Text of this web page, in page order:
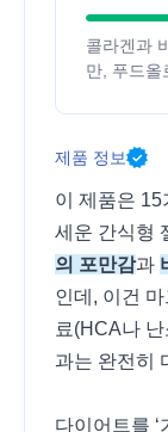
콜라겐과
만, 푸드올
제품 정보
이 제품은
세운 간식형
의 포만감과
인데, 이건
료(HCA나
과는 완전히
다이어트를 ‘